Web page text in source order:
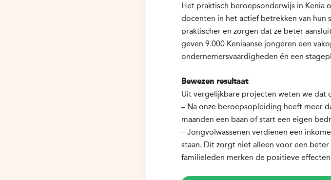
Het praktisch beroepsonderwijs in Kenia
docenten in het actief betrekken van hun
praktischer en zorgen dat ze beter
geven 9.000 Keniaanse jongeren een
ondernemersvaardigheden én een
Bewezen resultaat
Uit vergelijkbare projecten weten we dat
– Na onze beroepsopleiding heeft meer
maanden een baan of start een eigen
– Jongvolwassenen verdienen een
staan. Dit zorgt niet alleen voor een
familieleden merken de positieve